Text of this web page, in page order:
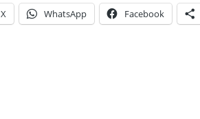
X WhatsApp Facebook